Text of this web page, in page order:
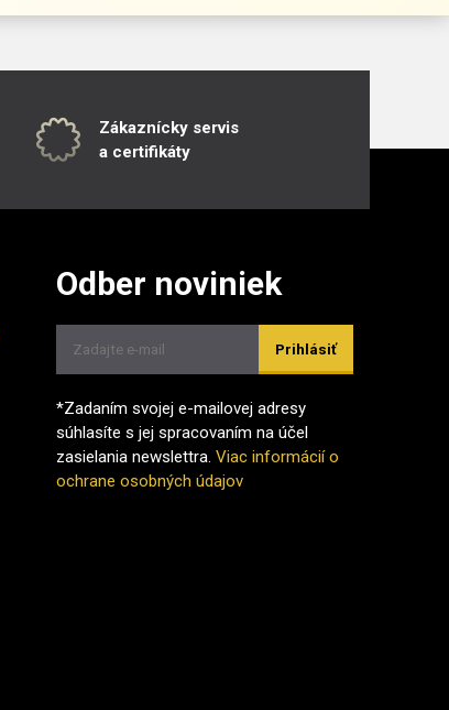
Zákaznícky servis
a certifikáty
Odber noviniek
Prihlásiť
*Zadaním svojej e-mailovej adresy
súhlasíte s jej spracovaním na účel
zasielania newslettra. Viac informácií o
ochrane osobných údajov